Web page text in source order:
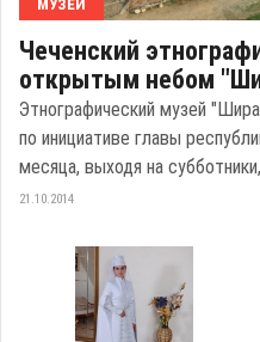
МУЗЕИ
Чеченский
открытым небом
Этнографический музей
по инициативе главы
месяца, выходя на субботники,
21.10.2014